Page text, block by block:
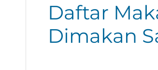
Daftar
Dimakan